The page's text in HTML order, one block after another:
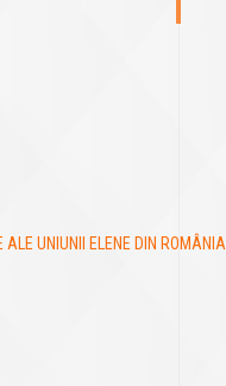
ALE UNIUNII ELENE DIN ROMÂNIA